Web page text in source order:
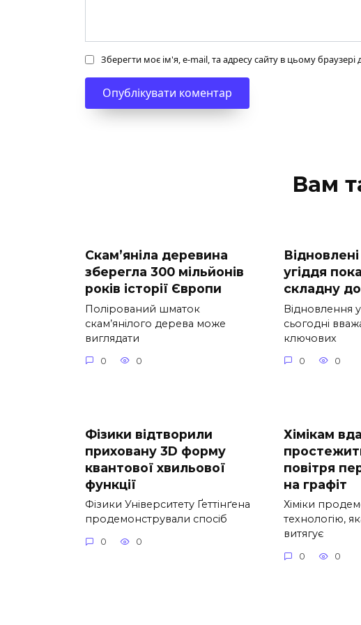
Зберегти моє ім'я, e-mail, та адресу сайту в цьому
Вам
Скам’яніла деревина
зберегла 300 мільйонів
років історії Європи
Полірований шматок
скам’янілого дерева може
виглядати
0 0
угіддя
складну
Відновлення
сьогодні
ключових
0 0
Фізики відтворили
приховану 3D форму
квантової хвильової
функції
Фізики Університету Ґеттінґена
продемонстрували спосіб
0 0
Хімікам
повітря
на графіт
Хіміки
технологію,
витягує
0 0